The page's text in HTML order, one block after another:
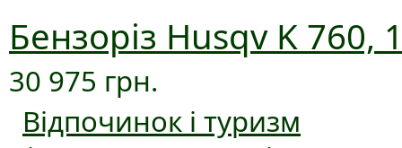
Бензоріз Husqv K 760,
30 975 грн.
Відпочинок і туризм